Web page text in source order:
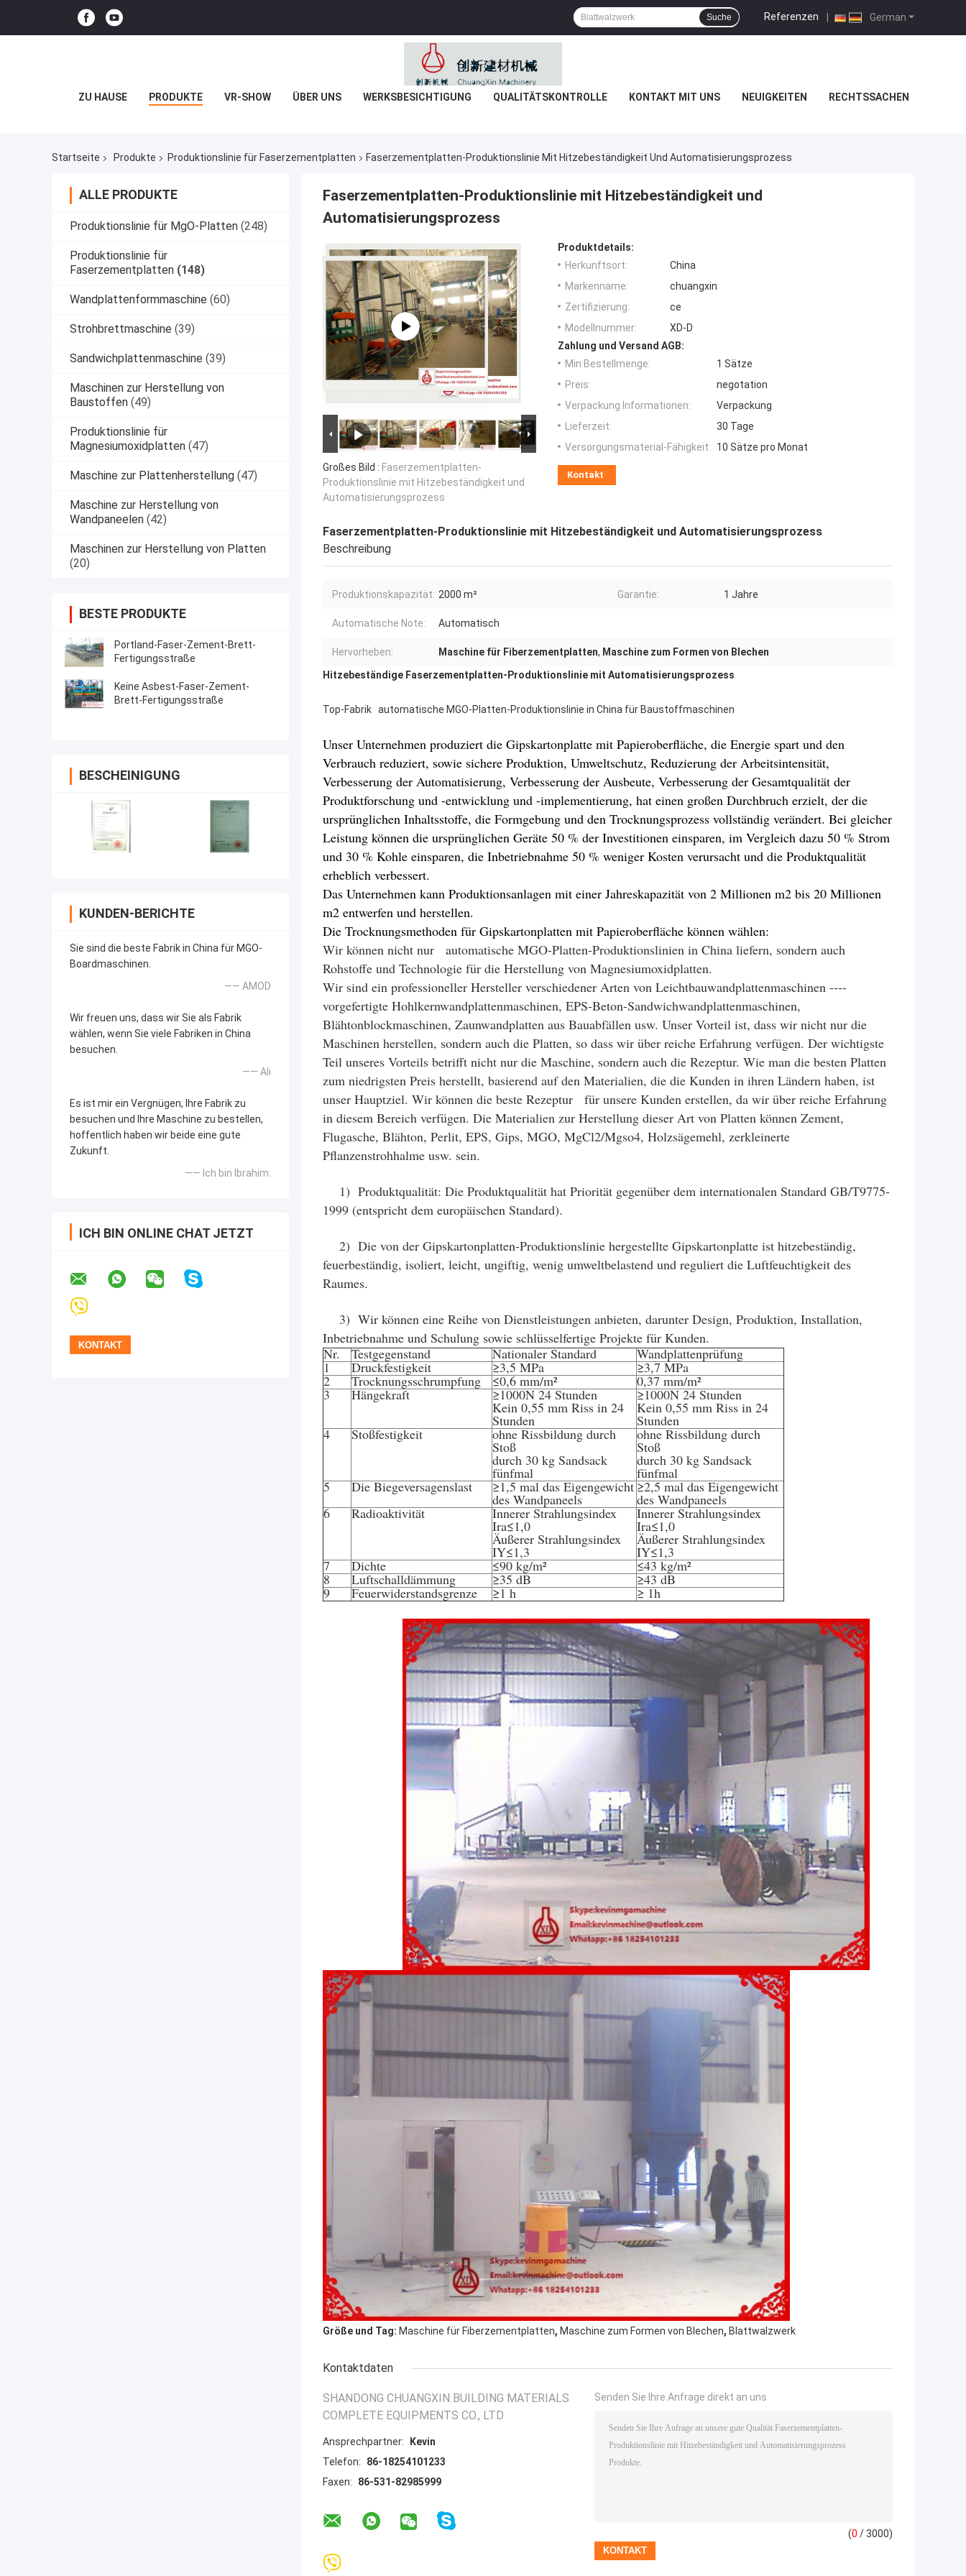
German
Referenzen |
Suche
ZU HAUSE PRODUKTE VR-SHOW ÜBER UNS WERKSBESICHTIGUNG QUALITÄTSKONTROLLE KONTAKT MIT UNS NEUIGKEITEN RECHTSSACHEN
Startseite Produkte Produktionslinie für Faserzementplatten Faserzementplatten-Produktionslinie Mit Hitzebeständigkeit Und Automatisierungsprozess
ALLE PRODUKTE
Produktionslinie für MgO-Platten (248)
Produktionslinie für
Faserzementplatten (148)
Wandplattenformmaschine (60)
Strohbrettmaschine (39)
Sandwichplattenmaschine (39)
Maschinen zur Herstellung von
Baustoffen (49)
Produktionslinie für
Magnesiumoxidplatten (47)
Maschine zur Plattenherstellung (47)
Maschine zur Herstellung von
Wandpaneelen (42)
Maschinen zur Herstellung von Platten
(20)
BESTE PRODUKTE
Portland-Faser-Zement-Brett-
Fertigungsstraße
Keine Asbest-Faser-Zement-
Brett-Fertigungsstraße
BESCHEINIGUNG
KUNDEN-BERICHTE
Sie sind die beste Fabrik in China für MGO-
Boardmaschinen.
—— AMOD
Wir freuen uns, dass wir Sie als Fabrik
wählen, wenn Sie viele Fabriken in China
besuchen.
—— Ali
Es ist mir ein Vergnügen, Ihre Fabrik zu
besuchen und Ihre Maschine zu bestellen,
hoffentlich haben wir beide eine gute
Zukunft.
—— Ich bin Ibrahim.
ICH BIN ONLINE CHAT JETZT
Faserzementplatten-Produktionslinie mit Hitzebeständigkeit und
Automatisierungsprozess
Großes Bild : Faserzementplatten-
Produktionslinie mit Hitzebeständigkeit und
Automatisierungsprozess
Produktdetails:
Herkunftsort:
China
Markenname:
chuangxin
Zertifizierung:
ce
Modellnummer:
XD-D
Zahlung und Versand AGB:
Min Bestellmenge:
1 Sätze
Preis:
negotation
Verpackung Informationen:
Verpackung
Lieferzeit:
30 Tage
Versorgungsmaterial-Fähigkeit:
10 Sätze pro Monat
Kontakt
Faserzementplatten-Produktionslinie mit Hitzebeständigkeit und Automatisierungsprozess
Beschreibung
Produktionskapazität: 2000 m² Garantie: 1 Jahre
Automatische Note: Automatisch
Hervorheben: Maschine für Fiberzementplatten, Maschine zum Formen von Blechen
Hitzebeständige Faserzementplatten-Produktionslinie mit Automatisierungsprozess
Top-Fabrik automatische MGO-Platten-Produktionslinie in China für Baustoffmaschinen
Unser Unternehmen produziert die Gipskartonplatte mit Papieroberfläche, die Energie spart und den
Verbrauch reduziert, sowie sichere Produktion, Umweltschutz, Reduzierung der Arbeitsintensität,
Verbesserung der Automatisierung, Verbesserung der Ausbeute, Verbesserung der Gesamtqualität der
Produktforschung und -entwicklung und -implementierung, hat einen großen Durchbruch erzielt, der die
ursprünglichen Inhaltsstoffe, die Formgebung und den Trocknungsprozess vollständig verändert. Bei gleicher
Leistung können die ursprünglichen Geräte 50 % der Investitionen einsparen, im Vergleich dazu 50 % Strom
und 30 % Kohle einsparen, die Inbetriebnahme 50 % weniger Kosten verursacht und die Produktqualität
erheblich verbessert.
Das Unternehmen kann Produktionsanlagen mit einer Jahreskapazität von 2 Millionen m2 bis 20 Millionen
m2 entwerfen und herstellen.
Die Trocknungsmethoden für Gipskartonplatten mit Papieroberfläche können wählen:
Wir können nicht nur automatische MGO-Platten-Produktionslinien in China liefern, sondern auch
Rohstoffe und Technologie für die Herstellung von Magnesiumoxidplatten.
Wir sind ein professioneller Hersteller verschiedener Arten von Leichtbauwandplattenmaschinen ----
vorgefertigte Hohlkernwandplattenmaschinen, EPS-Beton-Sandwichwandplattenmaschinen,
Blähtonblockmaschinen, Zaunwandplatten aus Bauabfällen usw. Unser Vorteil ist, dass wir nicht nur die
Maschinen herstellen, sondern auch die Platten, so dass wir über reiche Erfahrung verfügen. Der wichtigste
Teil unseres Vorteils betrifft nicht nur die Maschine, sondern auch die Rezeptur. Wie man die besten Platten
zum niedrigsten Preis herstellt, basierend auf den Materialien, die die Kunden in ihren Ländern haben, ist
unser Hauptziel. Wir können die beste Rezeptur für unsere Kunden erstellen, da wir über reiche Erfahrung
in diesem Bereich verfügen. Die Materialien zur Herstellung dieser Art von Platten können Zement,
Flugasche, Blähton, Perlit, EPS, Gips, MGO, MgCl2/Mgso4, Holzsägemehl, zerkleinerte
Pflanzenstrohhalme usw. sein.
1) Produktqualität: Die Produktqualität hat Priorität gegenüber dem internationalen Standard GB/T9775-
1999 (entspricht dem europäischen Standard).
2) Die von der Gipskartonplatten-Produktionslinie hergestellte Gipskartonplatte ist hitzebeständig,
feuerbeständig, isoliert, leicht, ungiftig, wenig umweltbelastend und reguliert die Luftfeuchtigkeit des
Raumes.
3) Wir können eine Reihe von Dienstleistungen anbieten, darunter Design, Produktion, Installation,
Inbetriebnahme und Schulung sowie schlüsselfertige Projekte für Kunden.
Nr.
Testgegenstand Nationaler Standard Wandplattenprüfung
1 Druckfestigkeit ≥3,5 MPa ≥3,7 MPa
2 Trocknungsschrumpfung ≤0,6 mm/m² 0,37 mm/m²
3 Hängekraft ≥1000N 24 Stunden
Kein 0,55 mm Riss in 24
Stunden
≥1000N 24 Stunden
Kein 0,55 mm Riss in 24
Stunden
4 Stoßfestigkeit ohne Rissbildung durch
Stoß
durch 30 kg Sandsack
fünfmal
ohne Rissbildung durch
Stoß
durch 30 kg Sandsack
fünfmal
5 Die Biegeversagenslast ≥1,5 mal das Eigengewicht
des Wandpaneels
≥2,5 mal das Eigengewicht
des Wandpaneels
6 Radioaktivität Innerer Strahlungsindex
Ira≤1,0
Äußerer Strahlungsindex
IY≤1,3
Innerer Strahlungsindex
Ira≤1,0
Äußerer Strahlungsindex
IY≤1,3
7 Dichte ≤90 kg/m² ≤43 kg/m²
8 Luftschalldämmung ≥35 dB ≥43 dB
9 Feuerwiderstandsgrenze ≥1 h ≥ 1h
Größe und Tag: Maschine für Fiberzementplatten, Maschine zum Formen von Blechen, Blattwalzwerk
Kontaktdaten
SHANDONG CHUANGXIN BUILDING MATERIALS
COMPLETE EQUIPMENTS CO., LTD
Ansprechpartner:
Kevin
Telefon:
86-18254101233
Faxen:
86-531-82985999
Senden Sie Ihre Anfrage direkt an uns
(0 / 3000)